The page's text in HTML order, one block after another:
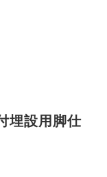
埋設用脚仕